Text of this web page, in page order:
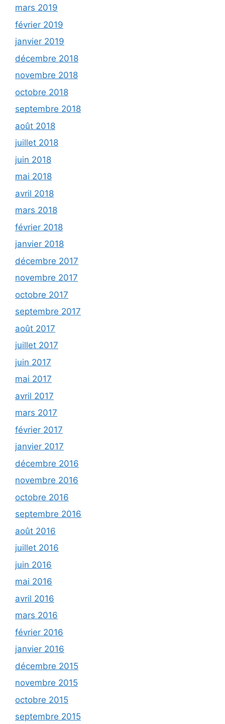
mars 2019
février 2019
janvier 2019
décembre 2018
novembre 2018
octobre 2018
septembre 2018
août 2018
juillet 2018
juin 2018
mai 2018
avril 2018
mars 2018
février 2018
janvier 2018
décembre 2017
novembre 2017
octobre 2017
septembre 2017
août 2017
juillet 2017
juin 2017
mai 2017
avril 2017
mars 2017
février 2017
janvier 2017
décembre 2016
novembre 2016
octobre 2016
septembre 2016
août 2016
juillet 2016
juin 2016
mai 2016
avril 2016
mars 2016
février 2016
janvier 2016
décembre 2015
novembre 2015
octobre 2015
septembre 2015